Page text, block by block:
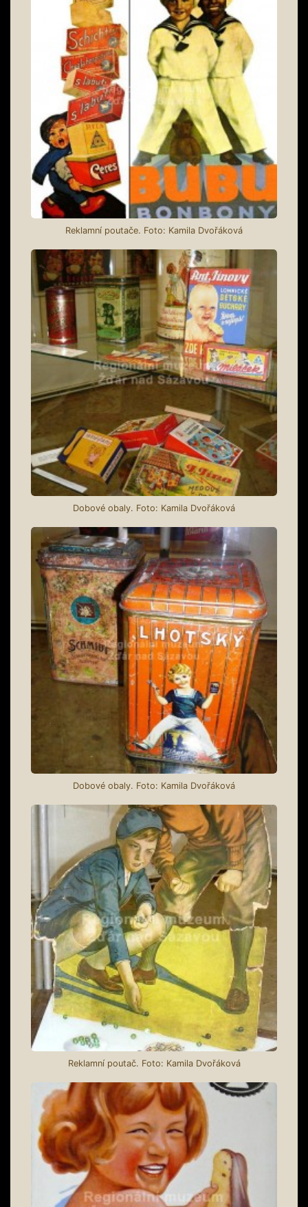
Reklamní poutače. Foto: Kamila Dvořáková
Dobové obaly. Foto: Kamila Dvořáková
Dobové obaly. Foto: Kamila Dvořáková
Reklamní poutač. Foto: Kamila Dvořáková